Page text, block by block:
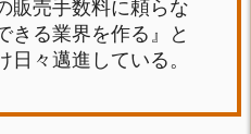
販売手数料に頼らな
きる業界を作る』と
日々邁進している。